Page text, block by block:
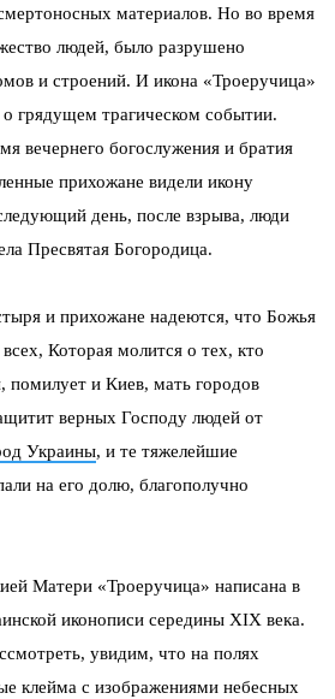
материалов. Но во время
людей, было разрушено
и строений. И икона «Троеручица»
грядущем трагическом событии.
вечернего богослужения и братия
прихожане видели икону
день, после взрыва, люди
Пресвятая Богородица.
и прихожане надеются, что Божья
Которая молится о тех, кто
и Киев, мать городов
верных Господу людей от
Украины, и те тяжелейшие
на его долю, благополучно
Матери «Троеручица» написана в
иконописи середины XIX века.
увидим, что на полях
клейма с изображениями небесных